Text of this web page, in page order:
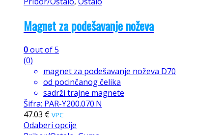
Magnet za podešavanje noževa
0out of 5
(0)
magnet za podešavanje noževa D70
od pocinčanog čelika
sadrži trajne magnete
Šifra: PAR-Y200.070.N
47.03 € VPC
Odaberi opcije